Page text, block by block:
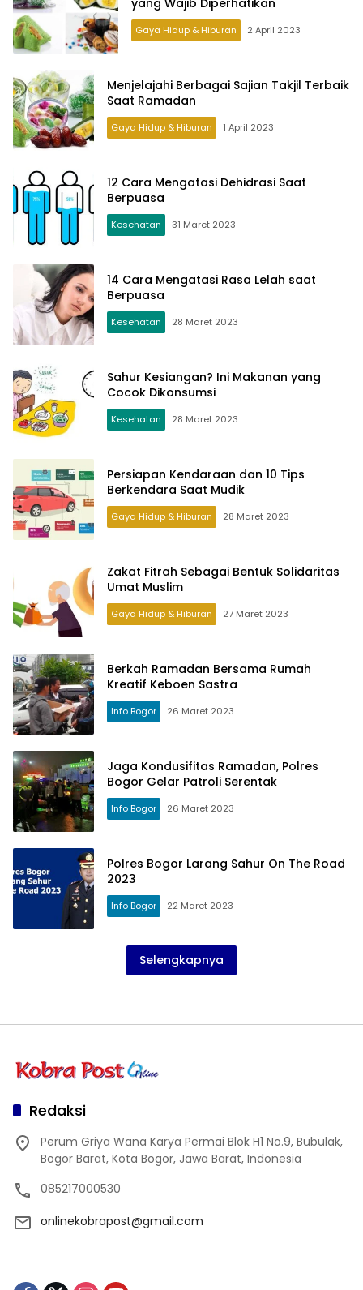
yang Wajib Diperhatikan
Gaya Hidup & Hiburan 2 April 2023
Menjelajahi Berbagai Sajian Takjil Terbaik
Saat Ramadan
Gaya Hidup & Hiburan 1 April 2023
12 Cara Mengatasi Dehidrasi Saat
Berpuasa
Kesehatan 31 Maret 2023
14 Cara Mengatasi Rasa Lelah saat
Berpuasa
Kesehatan 28 Maret 2023
Sahur Kesiangan? Ini Makanan yang
Cocok Dikonsumsi
Kesehatan 28 Maret 2023
Persiapan Kendaraan dan 10 Tips
Berkendara Saat Mudik
Gaya Hidup & Hiburan 28 Maret 2023
Zakat Fitrah Sebagai Bentuk Solidaritas
Umat Muslim
Gaya Hidup & Hiburan 27 Maret 2023
Berkah Ramadan Bersama Rumah
Kreatif Keboen Sastra
Info Bogor 26 Maret 2023
Jaga Kondusifitas Ramadan, Polres
Bogor Gelar Patroli Serentak
Info Bogor 26 Maret 2023
Polres Bogor Larang Sahur On The Road
2023
Info Bogor 22 Maret 2023
Selengkapnya
Redaksi
Perum Griya Wana Karya Permai Blok H1 No.9, Bubulak,
Bogor Barat, Kota Bogor, Jawa Barat, Indonesia
085217000530
onlinekobrapost@gmail.com